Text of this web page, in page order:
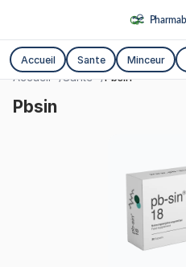
Accueil Sante Minceur
Accueil Sante Pbsin
Pbsin